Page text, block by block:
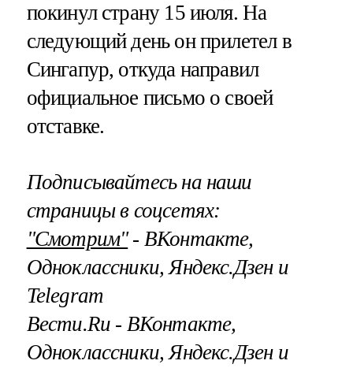
покинул страну 15 июля. На
следующий день он прилетел в
Сингапур, откуда направил
официальное письмо о своей
отставке.
Подписывайтесь на наши
страницы в соцсетях:
"Смотрим"‐ ВКонтакте,
Одноклассники, Яндекс.Дзен и
Telegram
Вести.Ru ‐ ВКонтакте,
Одноклассники, Яндекс.Дзен и